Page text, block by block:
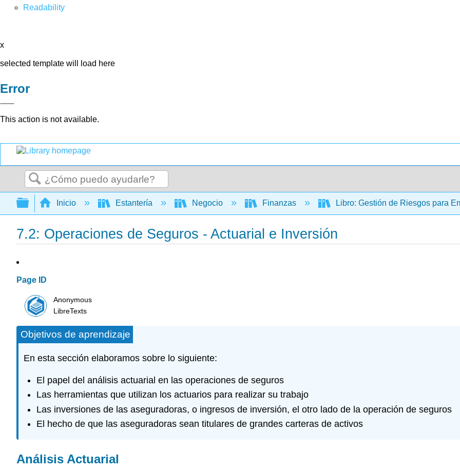
Readability
x
selected template will load here
Error
This action is not available.
Buscar
Expandir/contraer jerarquía global
Inicio Estantería Negocio Finanzas Libro: Gestión de Riesgos para
7.2: Operaciones de Seguros - Actuarial e Inversión
Page ID
Anonymous
LibreTexts
Objetivos de aprendizaje
En esta sección elaboramos sobre lo siguiente:
El papel del análisis actuarial en las operaciones de seguros
Las herramientas que utilizan los actuarios para realizar su trabajo
Las inversiones de las aseguradoras, o ingresos de inversión, el otro lado de la operación de seguros
El hecho de que las aseguradoras sean titulares de grandes carteras de activos
Análisis Actuarial